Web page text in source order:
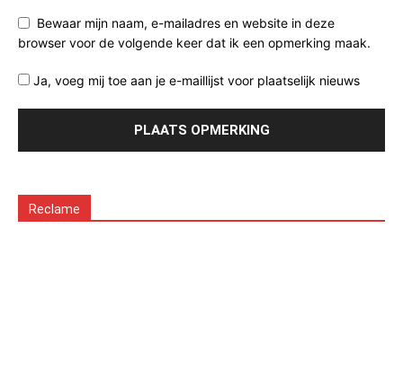
Bewaar mijn naam, e-mailadres en website in deze
browser voor de volgende keer dat ik een opmerking maak.
Ja, voeg mij toe aan je e-maillijst voor plaatselijk nieuws
Reclame